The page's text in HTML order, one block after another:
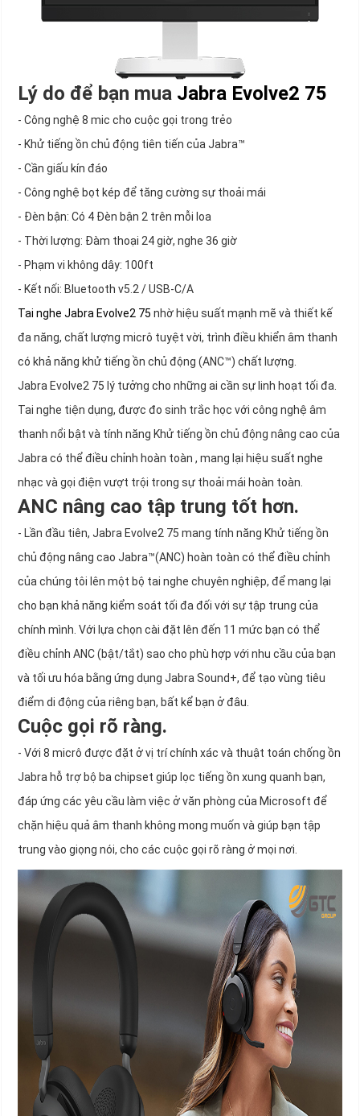
Lý do để bạn mua Jabra Evolve2 75
- Công nghệ 8 mic cho cuộc gọi trong trẻo
- Khử tiếng ồn chủ động tiên tiến của Jabra™
- Cần giấu kín đáo
- Công nghệ bọt kép để tăng cường sự thoải mái
- Đèn bận: Có 4 Đèn bận 2 trên mỗi loa
- Thời lượng: Đàm thoại 24 giờ, nghe 36 giờ
- Phạm vi không dây: 100ft
- Kết nối: Bluetooth v5.2 / USB-C/A
Tai nghe Jabra Evolve2 75 nhờ hiệu suất mạnh mẽ và thiết kế
đa năng, chất lượng micrô tuyệt vời, trình điều khiển âm thanh
có khả năng khử tiếng ồn chủ động (ANC™) chất lượng.
Jabra Evolve2 75 lý tưởng cho những ai cần sự linh hoạt tối đa.
Tai nghe tiện dụng, được đo sinh trắc học với công nghệ âm
thanh nổi bật và tính năng Khử tiếng ồn chủ động nâng cao của
Jabra có thể điều chỉnh hoàn toàn , mang lại hiệu suất nghe
nhạc và gọi điện vượt trội trong sự thoải mái hoàn toàn.
ANC nâng cao tập trung tốt hơn.
- Lần đầu tiên, Jabra Evolve2 75 mang tính năng Khử tiếng ồn
chủ động nâng cao Jabra™(ANC) hoàn toàn có thể điều chỉnh
của chúng tôi lên một bộ tai nghe chuyên nghiệp, để mang lại
cho bạn khả năng kiểm soát tối đa đối với sự tập trung của
chính mình. Với lựa chọn cài đặt lên đến 11 mức bạn có thể
điều chỉnh ANC (bật/tắt) sao cho phù hợp với nhu cầu của bạn
và tối ưu hóa bằng ứng dụng Jabra Sound+, để tạo vùng tiêu
điểm di động của riêng bạn, bất kể bạn ở đâu.
Cuộc gọi rõ ràng.
- Với 8 micrô được đặt ở vị trí chính xác và thuật toán chống ồn
Jabra hỗ trợ bộ ba chipset giúp lọc tiếng ồn xung quanh bạn,
đáp ứng các yêu cầu làm việc ở văn phòng của Microsoft để
chặn hiệu quả âm thanh không mong muốn và giúp bạn tập
trung vào giọng nói, cho các cuộc gọi rõ ràng ở mọi nơi.